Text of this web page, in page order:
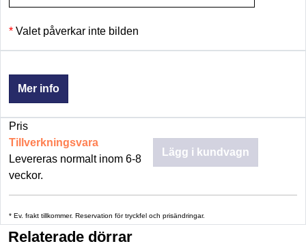
Valet påverkar inte bilden
Mer info
Pris
Tillverkningsvara
Levereras normalt inom 6-8
veckor.
Lägg i kundvagn
* Ev. frakt tillkommer. Reservation för tryckfel och prisändringar.
Relaterade dörrar